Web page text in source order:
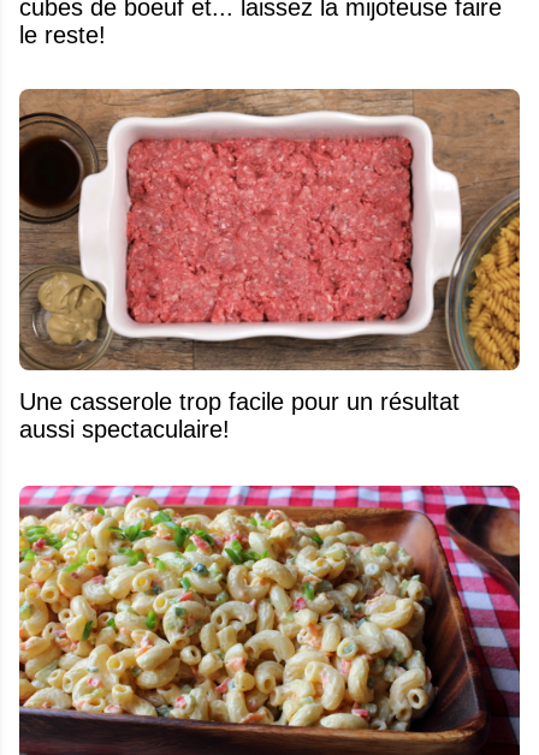
cubes de boeuf et... laissez la mijoteuse faire
le reste!
Une casserole trop facile pour un résultat
aussi spectaculaire!